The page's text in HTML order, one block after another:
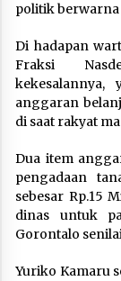
politik berwarna
Di hadapan
Fraksi
anggaran
di saat rakyat
Dua item
pengadaan
sebesar Rp.15
dinas untuk
Gorontalo
Yuriko Kamaru